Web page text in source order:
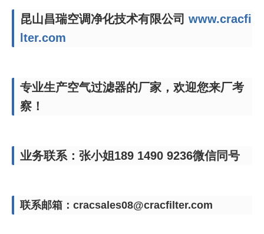
昆山昌瑞空调净化技术有限公司 www.cracfi
lter.com
专业生产空气过滤器的厂家，欢迎您来厂考
察！
业务联系：张小姐189 1490 9236微信同号
联系邮箱：cracsales08@cracfilter.com